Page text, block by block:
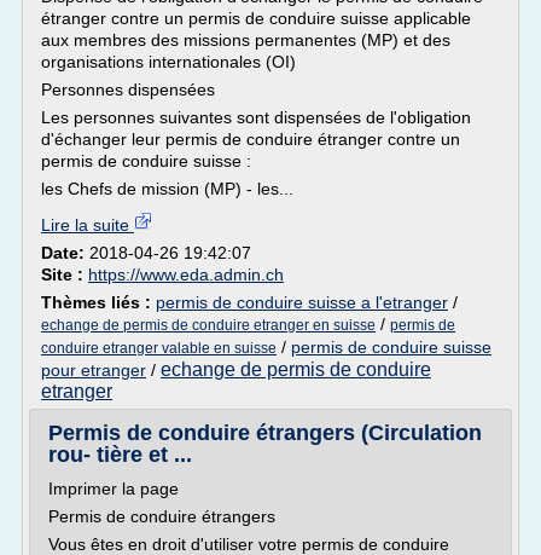
étranger contre un permis de conduire suisse applicable
aux membres des missions permanentes (MP) et des
organisations internationales (OI)
Personnes dispensées
Les personnes suivantes sont dispensées de l'obligation
d'échanger leur permis de conduire étranger contre un
permis de conduire suisse :
les Chefs de mission (MP) - les...
Lire la suite
Date: 2018-04-26 19:42:07
Site : https://www.eda.admin.ch
Thèmes liés : permis de conduire suisse a l'etranger /
echange de permis de conduire etranger en suisse / permis de
conduire etranger valable en suisse / permis de conduire suisse
pour etranger / echange de permis de conduire
etranger
Permis de conduire étrangers (Circulation
rou- tière et ...
Imprimer la page
Permis de conduire étrangers
Vous êtes en droit d'utiliser votre permis de conduire